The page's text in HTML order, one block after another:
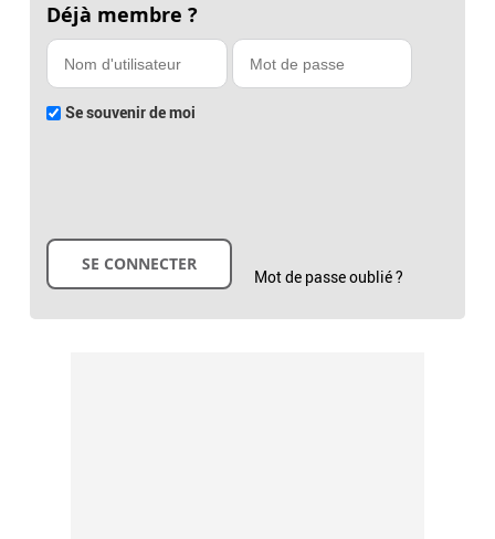
Déjà membre ?
Se souvenir de moi
Mot de passe oublié ?